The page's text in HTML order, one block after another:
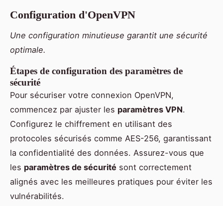
Configuration d'OpenVPN
Une configuration minutieuse garantit une sécurité
optimale.
Étapes de configuration des paramètres de
sécurité
Pour sécuriser votre connexion OpenVPN,
commencez par ajuster les paramètres VPN.
Configurez le chiffrement en utilisant des
protocoles sécurisés comme AES-256, garantissant
la confidentialité des données. Assurez-vous que
les paramètres de sécurité sont correctement
alignés avec les meilleures pratiques pour éviter les
vulnérabilités.